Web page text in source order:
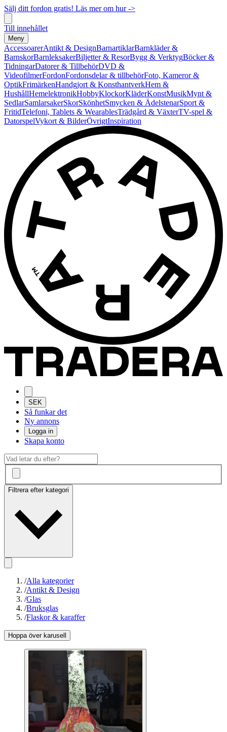
Sälj ditt fordon gratis! Läs mer om hur ->
Till innehållet
Meny
AccessoarerAntikt & DesignBarnartiklarBarnkläder &
BarnskorBarnleksakerBiljetter & ResorBygg & VerktygBöcker &
TidningarDatorer & TillbehörDVD &
VideofilmerFordonFordonsdelar & tillbehörFoto, Kameror &
OptikFrimärkenHandgjort & KonsthantverkHem &
HushållHemelektronikHobbyKlockorKläderKonstMusikMynt &
SedlarSamlarsakerSkorSkönhetSmycken & ÄdelstenarSport &
FritidTelefoni, Tablets & WearablesTrädgård & VäxterTV-spel &
DatorspelVykort & BilderÖvrigtInspiration
SEK
Så funkar det
Ny annons
Logga in
Skapa konto
Filtrera efter kategori
/Alla kategorier
/Antikt & Design
/Glas
/Bruksglas
/Flaskor & karaffer
Hoppa över karusell